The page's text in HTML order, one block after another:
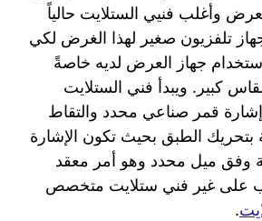
وأغلب فنيي الستلايت حالياً
تلفزيون صغير لهذا الغرض لكي
جهاز العرض لديه خاصةً
كبير. ويبدأ فني الستلايت
قمر صناعي محدد والتقاط
بتحريك الطبق بحيث تكون الإشارة
وفق ميل محدد وهو أمر معقد
على غير فني ستلايت متخصص
.